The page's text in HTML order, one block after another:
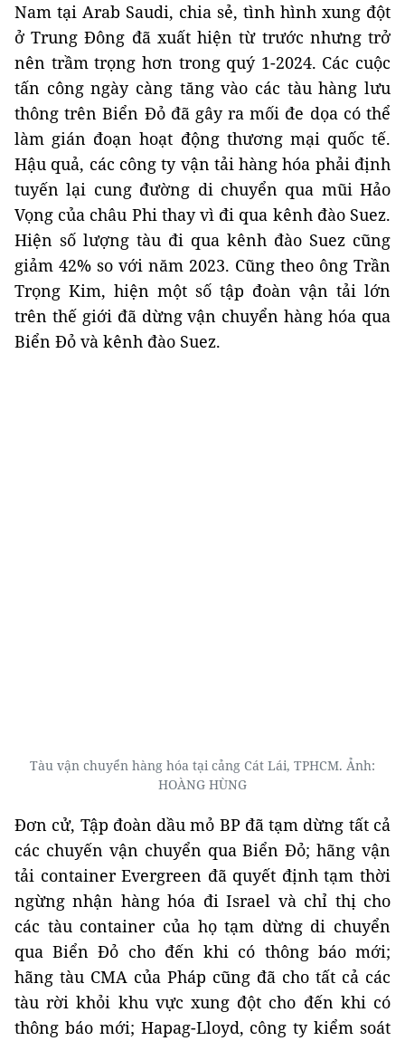
Nam tại Arab Saudi, chia sẻ, tình hình xung đột
ở Trung Đông đã xuất hiện từ trước nhưng trở
nên trầm trọng hơn trong quý 1-2024. Các cuộc
tấn công ngày càng tăng vào các tàu hàng lưu
thông trên Biển Đỏ đã gây ra mối đe dọa có thể
làm gián đoạn hoạt động thương mại quốc tế.
Hậu quả, các công ty vận tải hàng hóa phải định
tuyến lại cung đường di chuyển qua mũi Hảo
Vọng của châu Phi thay vì đi qua kênh đào Suez.
Hiện số lượng tàu đi qua kênh đào Suez cũng
giảm 42% so với năm 2023. Cũng theo ông Trần
Trọng Kim, hiện một số tập đoàn vận tải lớn
trên thế giới đã dừng vận chuyển hàng hóa qua
Biển Đỏ và kênh đào Suez.
Tàu vận chuyển hàng hóa tại cảng Cát Lái, TPHCM. Ảnh:
HOÀNG HÙNG
Đơn cử, Tập đoàn dầu mỏ BP đã tạm dừng tất cả
các chuyến vận chuyển qua Biển Đỏ; hãng vận
tải container Evergreen đã quyết định tạm thời
ngừng nhận hàng hóa đi Israel và chỉ thị cho
các tàu container của họ tạm dừng di chuyển
qua Biển Đỏ cho đến khi có thông báo mới;
hãng tàu CMA của Pháp cũng đã cho tất cả các
tàu rời khỏi khu vực xung đột cho đến khi có
thông báo mới; Hapag-Lloyd, công ty kiểm soát